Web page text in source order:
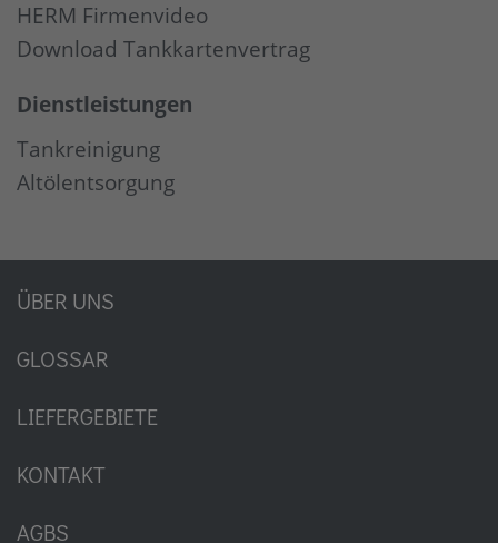
HERM Firmenvideo
Download Tankkartenvertrag
Dienstleistungen
Tankreinigung
Altölentsorgung
ÜBER UNS
GLOSSAR
LIEFERGEBIETE
KONTAKT
AGBS